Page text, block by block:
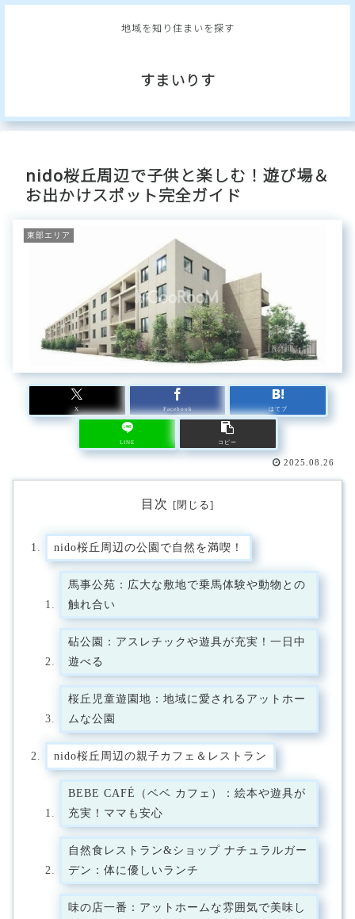
地域を知り住まいを探す
すまいりす
nido桜丘周辺で子供と楽しむ！遊び場＆
お出かけスポット完全ガイド
東部エリア
X Facebook はてブ
LINE コピー
2025.08.26
目次
nido桜丘周辺の公園で自然を満喫！
馬事公苑：広大な敷地で乗馬体験や動物との
触れ合い
砧公園：アスレチックや遊具が充実！一日中
遊べる
桜丘児童遊園地：地域に愛されるアットホー
ムな公園
nido桜丘周辺の親子カフェ＆レストラン
BEBE CAFÉ（ベベ カフェ）：絵本や遊具が
充実！ママも安心
自然食レストラン&ショップ ナチュラルガー
デン：体に優しいランチ
味の店一番：アットホームな雰囲気で美味し